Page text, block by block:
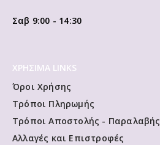
Σαβ 9:00 - 14:30
ΧΡΗΣΙΜΑ LINKS
Όροι Χρήσης
Τρόποι Πληρωμής
Τρόποι Αποστολής - Παραλαβής
Αλλαγές και Επιστροφές